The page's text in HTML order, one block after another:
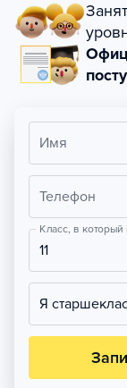
Имя
Телефон
Класс, в
11
Я